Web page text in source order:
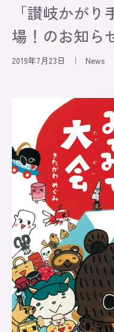
「讃岐かが
場！のお知ら
2019年7月23日 ｜ News